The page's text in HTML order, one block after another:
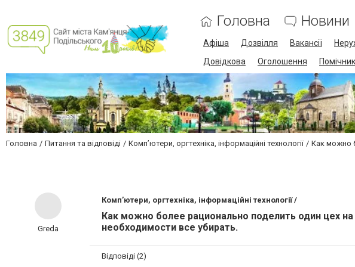
Головна Новини
Афіша Дозвілля Вакансії
Довідкова
Оголошення Помічник
Головна Питання та відповіді Комп’ютери, оргтехніка, інформаційні технології Как можно
Greda
Комп’ютери, оргтехніка, інформаційні технології /
Как можно более рационально поделить один цех
необходимости все убирать.
Відповіді (2)